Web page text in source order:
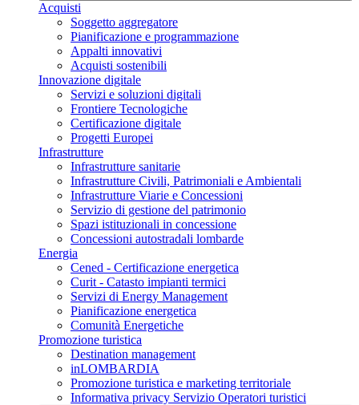
Acquisti
Soggetto aggregatore
Pianificazione e programmazione
Appalti innovativi
Acquisti sostenibili
Innovazione digitale
Servizi e soluzioni digitali
Frontiere Tecnologiche
Certificazione digitale
Progetti Europei
Infrastrutture
Infrastrutture sanitarie
Infrastrutture Civili, Patrimoniali e Ambientali
Infrastrutture Viarie e Concessioni
Servizio di gestione del patrimonio
Spazi istituzionali in concessione
Concessioni autostradali lombarde
Energia
Cened - Certificazione energetica
Curit - Catasto impianti termici
Servizi di Energy Management
Pianificazione energetica
Comunità Energetiche
Promozione turistica
Destination management
inLOMBARDIA
Promozione turistica e marketing territoriale
Informativa privacy Servizio Operatori turistici